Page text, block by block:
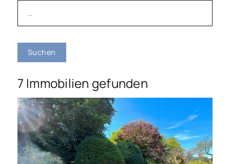
Suchen
7 Immobilien gefunden